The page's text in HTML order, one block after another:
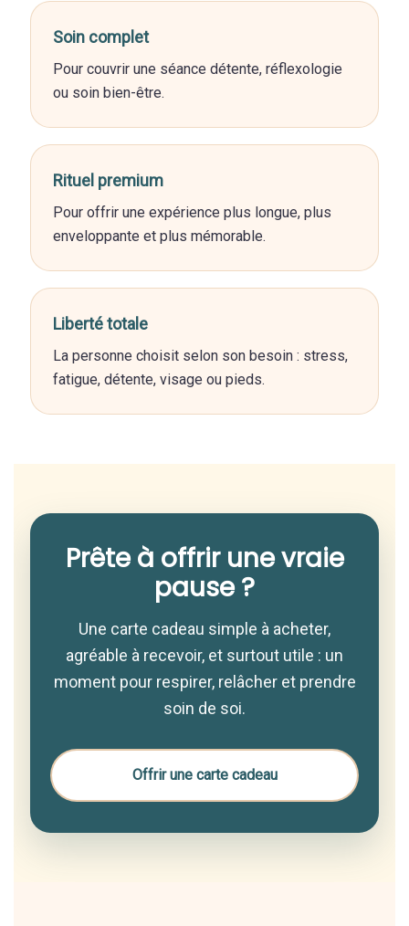
Soin complet
Pour couvrir une séance détente, réflexologie
ou soin bien-être.
Rituel premium
Pour offrir une expérience plus longue, plus
enveloppante et plus mémorable.
Liberté totale
La personne choisit selon son besoin : stress,
fatigue, détente, visage ou pieds.
Prête à offrir une vraie
pause ?
Une carte cadeau simple à acheter,
agréable à recevoir, et surtout utile : un
moment pour respirer, relâcher et prendre
soin de soi.
Offrir une carte cadeau